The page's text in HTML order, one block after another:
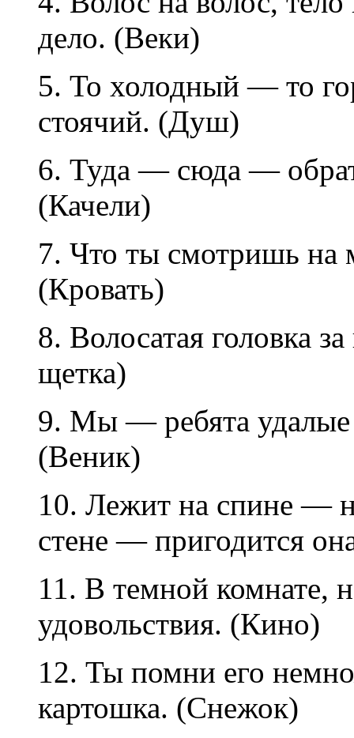
дело. (Веки)
5. То холодный — то
стоячий. (Душ)
6. Туда — сюда —
(Качели)
7. Что ты смотришь на
(Кровать)
8. Волосатая головка
щетка)
9. Мы — ребята
(Веник)
10. Лежит на спине —
стене — пригодится
11. В темной комнате,
удовольствия. (Кино)
12. Ты помни его
картошка. (Снежок)